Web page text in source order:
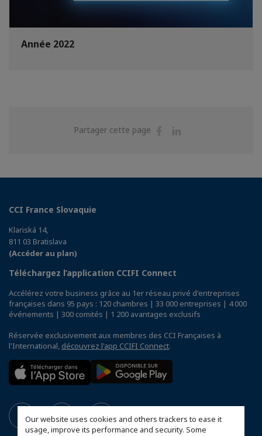
Our website uses cookies and others trackers to ease it
usage, improve its performance and security. Some
Année 2022
Partager cette page
Partager
CCI France Slovaquie
Klariská 14,
811 03 Bratislava
(Accéder au plan)
Téléchargez l’application CCIFI Connect
Accélérez votre business grâce au 1er réseau privé d'entreprises
françaises dans 95 pays : 120 chambres | 33 000 entreprises | 4 000
événements | 300 comités | 1 200 avantages exclusifs
Réservée exclusivement aux membres des CCI Françaises à
l'International, découvrez l'app CCIFI Connect.